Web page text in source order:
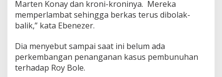
Marten Konay dan kroni-kroninya. Mereka
memperlambat sehingga berkas terus dibolak-
balik,” kata Ebenezer.
Dia menyebut sampai saat ini belum ada
perkembangan penanganan kasus pembunuhan
terhadap Roy Bole.